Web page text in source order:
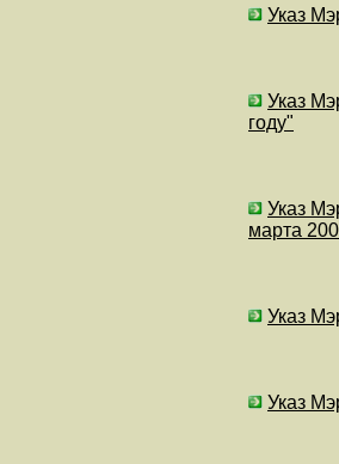
Указ
Указ
году"
Указ
марта
Указ
Указ